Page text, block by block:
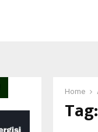
Home
Tag: